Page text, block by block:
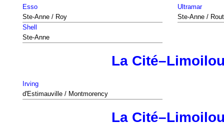
Esso
Ste-Anne / Roy
Ultramar
Ste-Anne /
Shell
Ste-Anne
La
Irving
d'Estimauville / Montmorency
La